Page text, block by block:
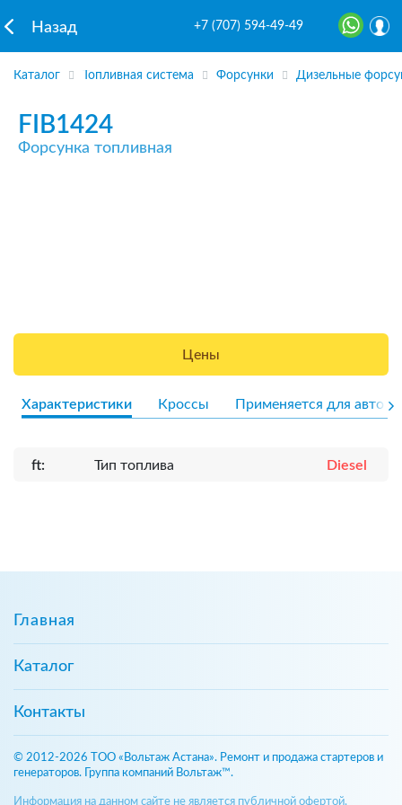
Назад +7 (707) 594-49-49
Каталог Топливная система Форсунки Дизельные
FIB1424
Форсунка топливная
Цены
Характеристики Кроссы Применяется для авто
ft: Тип топлива Diesel
Главная
Каталог
Контакты
© 2012-2026 ТОО «Вольтаж Астана». Ремонт и продажа стартеров и
генераторов. Группа компаний Вольтаж™.
Информация на данном сайте не является публичной офертой,